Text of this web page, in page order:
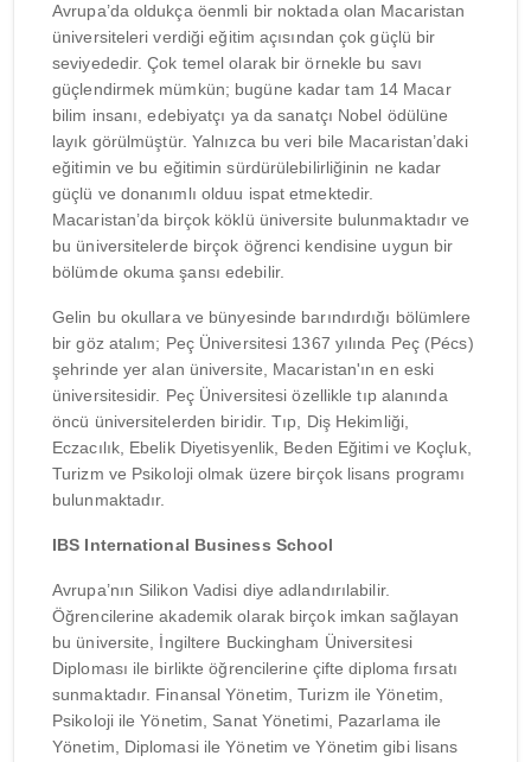
Avrupa’da oldukça öenmli bir noktada olan Macaristan
üniversiteleri verdiği eğitim açısından çok güçlü bir
seviyededir. Çok temel olarak bir örnekle bu savı
güçlendirmek mümkün; bugüne kadar tam 14 Macar
bilim insanı, edebiyatçı ya da sanatçı Nobel ödülüne
layık görülmüştür. Yalnızca bu veri bile Macaristan’daki
eğitimin ve bu eğitimin sürdürülebilirliğinin ne kadar
güçlü ve donanımlı olduu ispat etmektedir.
Macaristan’da birçok köklü üniversite bulunmaktadır ve
bu üniversitelerde birçok öğrenci kendisine uygun bir
bölümde okuma şansı edebilir.
Gelin bu okullara ve bünyesinde barındırdığı bölümlere
bir göz atalım; Peç Üniversitesi 1367 yılında Peç (Pécs)
şehrinde yer alan üniversite, Macaristan'ın en eski
üniversitesidir. Peç Üniversitesi özellikle tıp alanında
öncü üniversitelerden biridir. Tıp, Diş Hekimliği,
Eczacılık, Ebelik Diyetisyenlik, Beden Eğitimi ve Koçluk,
Turizm ve Psikoloji olmak üzere birçok lisans programı
bulunmaktadır.
IBS International Business School
Avrupa’nın Silikon Vadisi diye adlandırılabilir.
Öğrencilerine akademik olarak birçok imkan sağlayan
bu üniversite, İngiltere Buckingham Üniversitesi
Diploması ile birlikte öğrencilerine çifte diploma fırsatı
sunmaktadır. Finansal Yönetim, Turizm ile Yönetim,
Psikoloji ile Yönetim, Sanat Yönetimi, Pazarlama ile
Yönetim, Diplomasi ile Yönetim ve Yönetim gibi lisans